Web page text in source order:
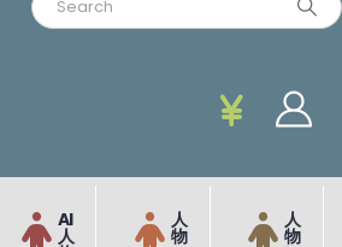
AI
人
人
物
人
物